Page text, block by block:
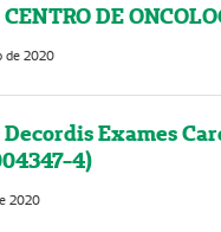
DE
de 2020
Exames
4)
2020